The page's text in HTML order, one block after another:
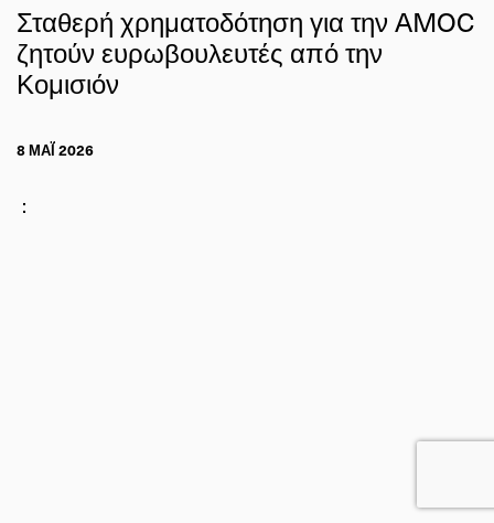
Σταθερή χρηματοδότηση για την AMOC
ζητούν ευρωβουλευτές από την
Κομισιόν
8 ΜΑΪ́ 2026
: